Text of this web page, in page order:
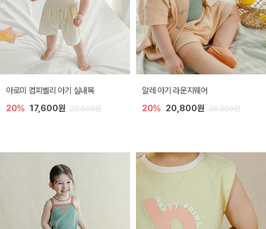
아로미 컴피벨리 아기 실내복
20% 17,600원 22,000원
알레 아기 라운지웨어
20% 20,800원 26,000원